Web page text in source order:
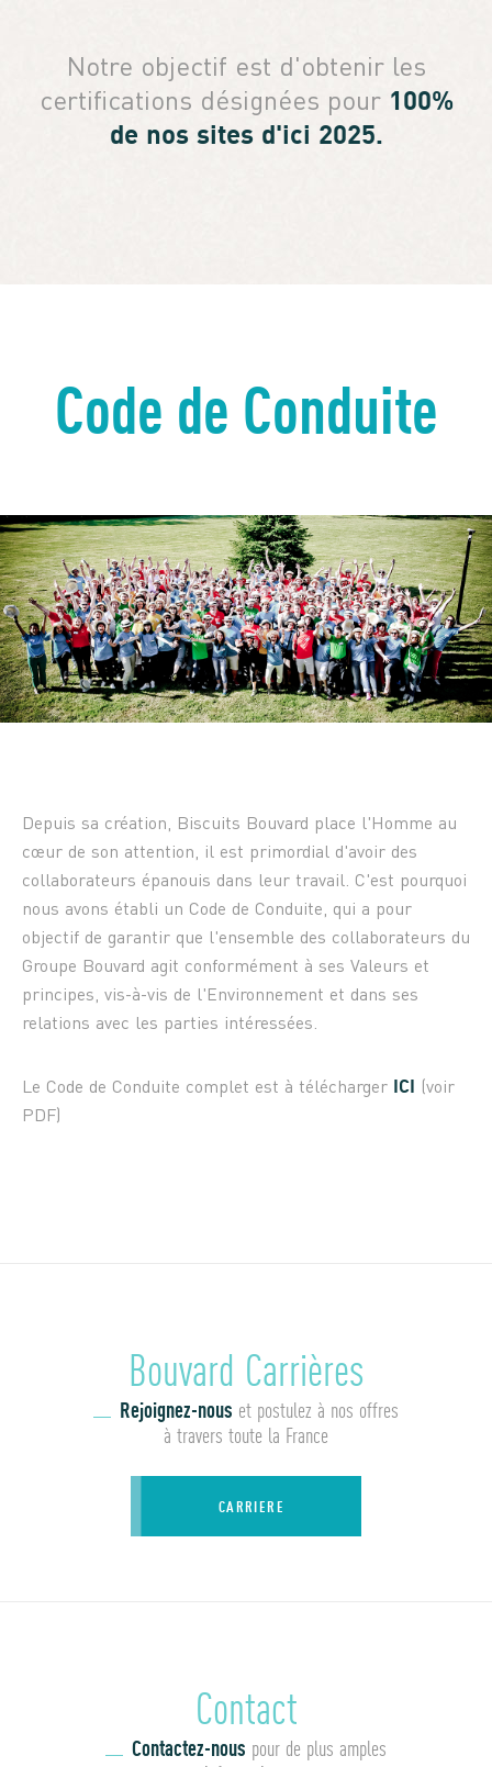
Notre objectif est d'obtenir les
certifications désignées pour 100%
de nos sites d'ici 2025.
Code de Conduite
Depuis sa création, Biscuits Bouvard place l'Homme au
cœur de son attention, il est primordial d'avoir des
collaborateurs épanouis dans leur travail. C'est pourquoi
nous avons établi un Code de Conduite, qui a pour
objectif de garantir que l'ensemble des collaborateurs du
Groupe Bouvard agit conformément à ses Valeurs et
principes, vis-à-vis de l'Environnement et dans ses
relations avec les parties intéressées.
Le Code de Conduite complet est à télécharger ICI (voir
PDF)
Bouvard Carrières
Rejoignez-nous et postulez à nos offres
à travers toute la France
CARRIERE
Contact
Contactez-nous pour de plus amples